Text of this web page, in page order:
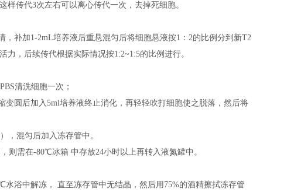
传代3次左右可以离心传代一次，去掉死细胞。
，补加1-2mL培养液后重悬混匀后将细胞悬液按1：2的比例分到新T2
，后续传代根据实际情况按1:2~1:5的比例进行。
清洗细胞一次；
圆后加入5ml培养液终止消化，再轻轻吹打细胞使之脱落，然后将
，混匀后加入冻存管中。
则 需在-80℃冰箱 中存放24小时以上再转入液氮罐中。
水浴中解冻， 直至冻存管中无结晶，然后用75%的酒精擦拭冻存管